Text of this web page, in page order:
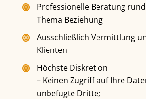
Professionelle Beratung
Thema Beziehung
Ausschließlich Vermittlung
Klienten
Höchste Diskretion
– Keinen Zugriff auf Ihre
unbefugte Dritte;